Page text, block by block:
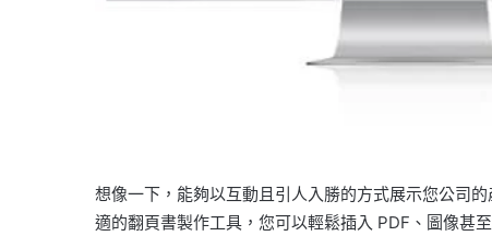
想像一下，能夠以互動且引人入勝的方式展示您公司
適的翻頁書製作工具，您可以輕鬆插入 PDF、圖像甚